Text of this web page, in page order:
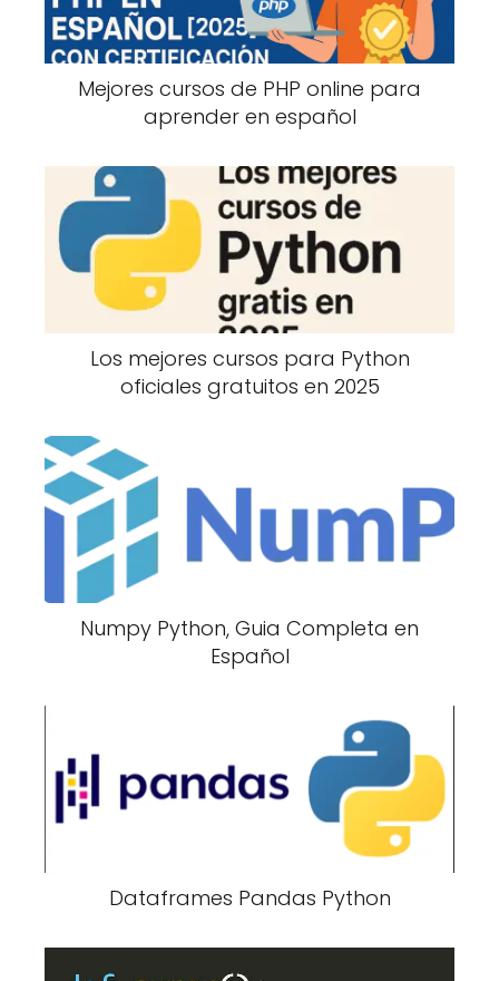
Mejores cursos de PHP online para
aprender en español
Los mejores cursos para Python
oficiales gratuitos en 2025
Numpy Python, Guia Completa en
Español
Dataframes Pandas Python